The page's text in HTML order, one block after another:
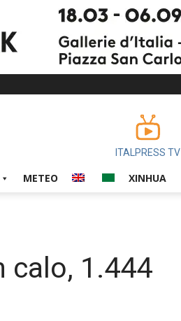
ITALPRESS TV
METEO XINHUA
calo, 1.444